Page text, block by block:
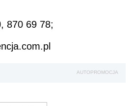
870 69 78;
AUTOPROMOCJA